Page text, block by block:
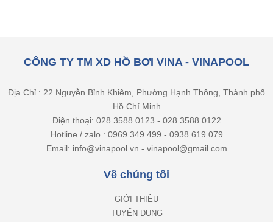
CÔNG TY TM XD HỒ BƠI VINA - VINAPOOL
Địa Chỉ : 22 Nguyễn Bỉnh Khiêm, Phường Hạnh Thông, Thành phố
Hồ Chí Minh
Điện thoại: 028 3588 0123 - 028 3588 0122
Hotline / zalo : 0969 349 499 - 0938 619 079
Email: info@vinapool.vn - vinapool@gmail.com
Về chúng tôi
GIỚI THIỆU
TUYỂN DỤNG